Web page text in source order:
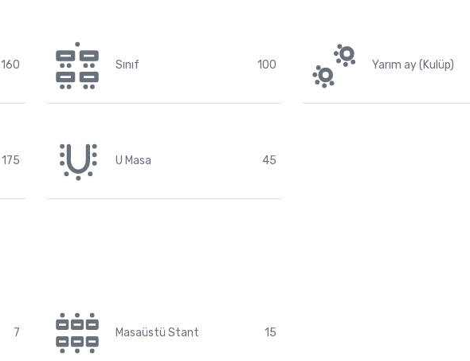
160 Sınıf 100 Yarım ay (Kulüp)
175 U Masa 45
7 Masaüstü Stant 15